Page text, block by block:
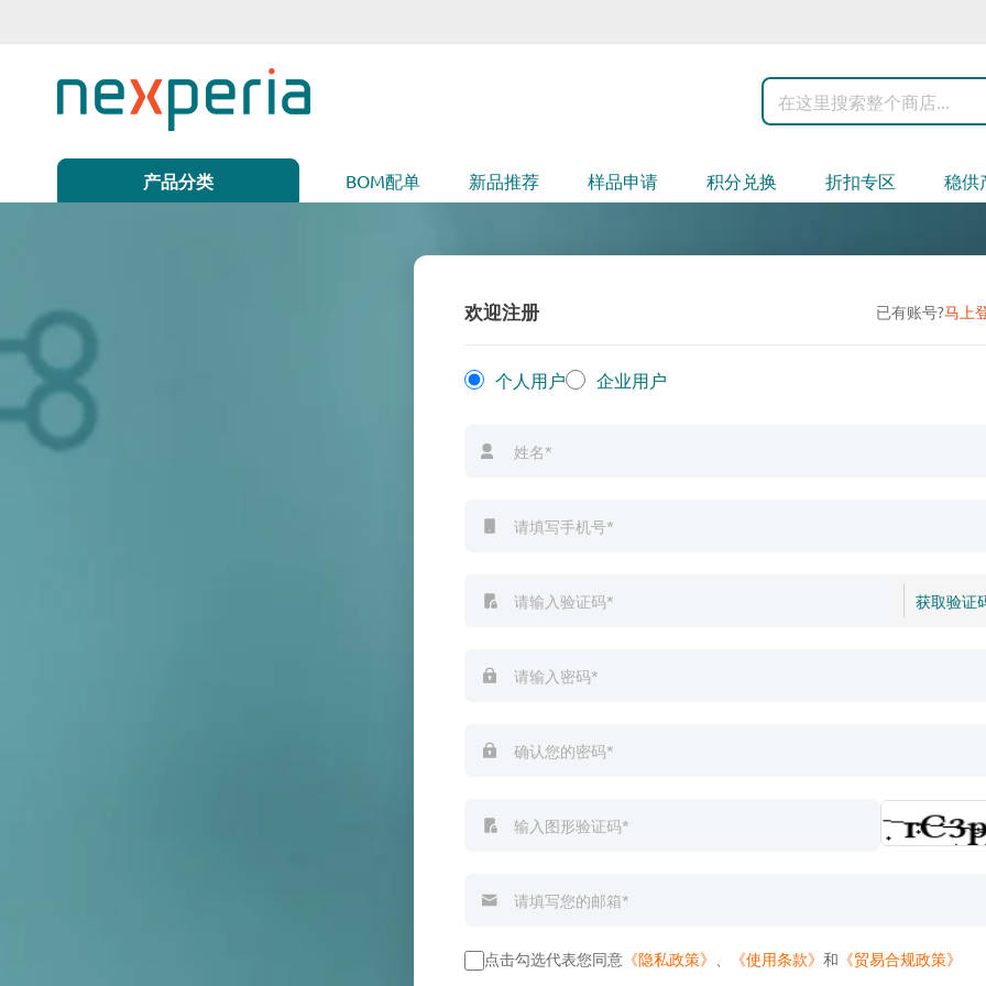
容
搜
产品分类 BOM配单 新品推荐 样品申请 积分兑换 折扣专区 稳供
欢迎注册 已有账号?马上
个人用户 企业用户
获取验证
点击勾选代表您同意 《隐私政策》 《使用条款》 和 《贸易合规政策》